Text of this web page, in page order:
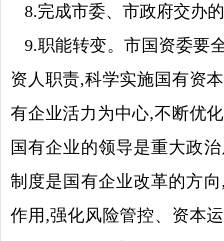
8.完成市委、市政府交办
9.职能转变。市国资委要
资人职责,科学实施国有资
有企业活力为中心,不断优
国有企业的领导是重大政
制度是国有企业改革的方
作用,强化风险管控、资本